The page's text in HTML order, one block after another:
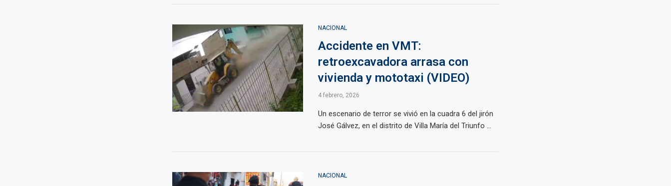
NACIONAL
Accidente en VMT:
retroexcavadora arrasa con
vivienda y mototaxi (VIDEO)
4 febrero, 2026
Un escenario de terror se vivió en la cuadra 6 del jirón
José Gálvez, en el distrito de Villa María del Triunfo ...
NACIONAL